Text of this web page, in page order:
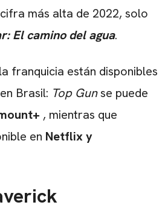
más alta de 2022, solo
El camino del agua.
franquicia están disponibles
Brasil: Top Gunse puede
, mientras que
en Netflix y